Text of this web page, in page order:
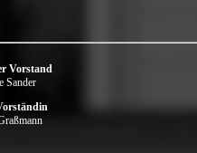
Vorstand
Sander